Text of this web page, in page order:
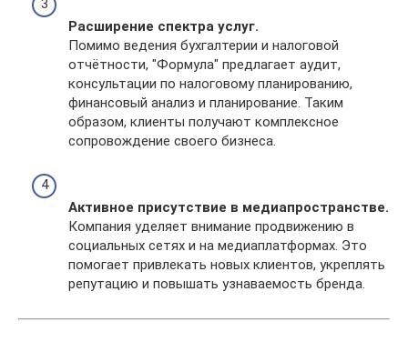
Расширение спектра услуг.
Помимо ведения бухгалтерии и налоговой
отчётности, "Формула" предлагает аудит,
консультации по налоговому планированию,
финансовый анализ и планирование. Таким
образом, клиенты получают комплексное
сопровождение своего бизнеса.
Активное присутствие в медиапространстве.
Компания уделяет внимание продвижению в
социальных сетях и на медиаплатформах. Это
помогает привлекать новых клиентов, укреплять
репутацию и повышать узнаваемость бренда.